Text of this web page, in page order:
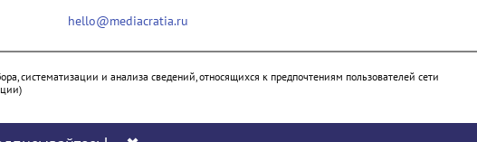
hello@mediacratia.ru
систематизации и анализа сведений, относящихся к предпочтениям пользователей сети